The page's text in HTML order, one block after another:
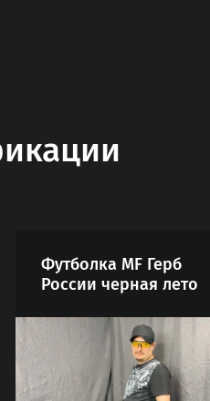
Футболка MF Герб
России черная лето